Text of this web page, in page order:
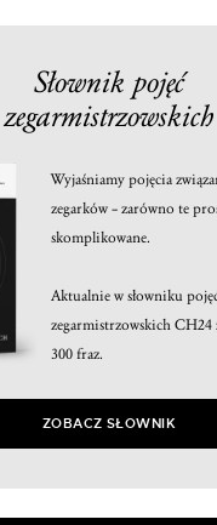
Słownik pojęć
zegarmistrzowskich
Wyjaśniamy pojęcia
zegarków – zarówno te
skomplikowane.
Aktualnie w słowniku
zegarmistrzowskich CH24
300 fraz.
ZOBACZ SŁOWNIK